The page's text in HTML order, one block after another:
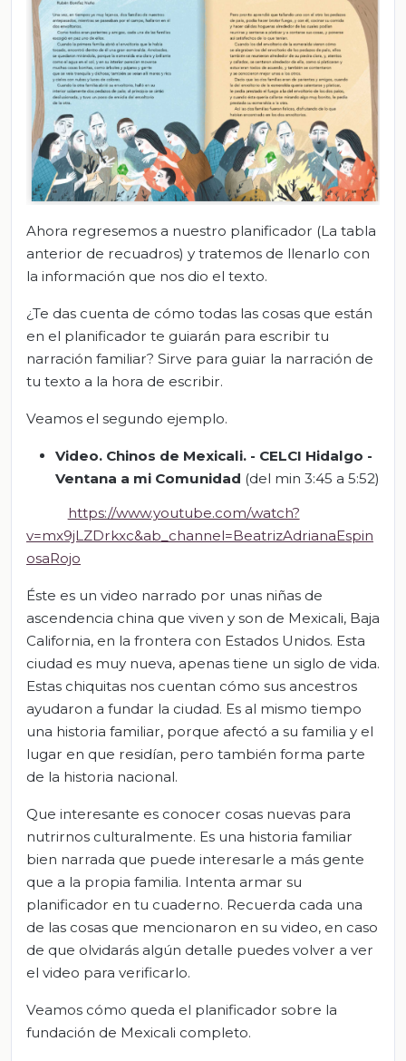
Ahora regresemos a nuestro planificador (La tabla
anterior de recuadros) y tratemos de llenarlo con
la información que nos dio el texto.
¿Te das cuenta de cómo todas las cosas que están
en el planificador te guiarán para escribir tu
narración familiar? Sirve para guiar la narración de
tu texto a la hora de escribir.
Veamos el segundo ejemplo.
Video. Chinos de Mexicali. - CELCI Hidalgo -
Ventana a mi Comunidad (del min 3:45 a 5:52)
https://www.youtube.com/watch?
v=mx9jLZDrkxc&ab_channel=BeatrizAdrianaEspin
osaRojo
Éste es un video narrado por unas niñas de
ascendencia china que viven y son de Mexicali, Baja
California, en la frontera con Estados Unidos. Esta
ciudad es muy nueva, apenas tiene un siglo de vida.
Estas chiquitas nos cuentan cómo sus ancestros
ayudaron a fundar la ciudad. Es al mismo tiempo
una historia familiar, porque afectó a su familia y el
lugar en que residían, pero también forma parte
de la historia nacional.
Que interesante es conocer cosas nuevas para
nutrirnos culturalmente. Es una historia familiar
bien narrada que puede interesarle a más gente
que a la propia familia. Intenta armar su
planificador en tu cuaderno. Recuerda cada una
de las cosas que mencionaron en su video, en caso
de que olvidarás algún detalle puedes volver a ver
el video para verificarlo.
Veamos cómo queda el planificador sobre la
fundación de Mexicali completo.